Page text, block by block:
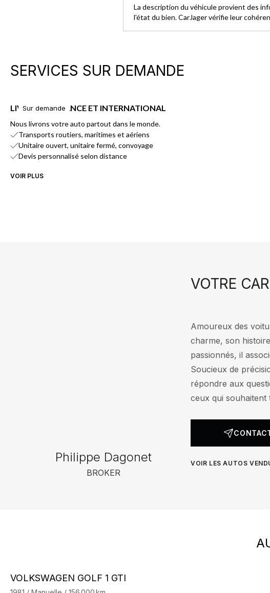
La description du véhicule provient des
l'état du bien. CarJager vérifie leur
SERVICES SUR DEMANDE
Sur demande
LIVRAISON FRANCE ET INTERNATIONAL
Nous livrons votre auto partout dans le monde.
Transports routiers, maritimes et aériens
Unitaire ouvert, unitaire fermé, convoyage
Devis personnalisé selon distance
VOIR PLUS
Philippe Dagonet
BROKER
VOTRE
Amoureux des
charme, son
passionnés, il
Soucieux de
répondre aux
ceux qui
VOIR LES AUTOS
VOLKSWAGEN GOLF 1 GTI